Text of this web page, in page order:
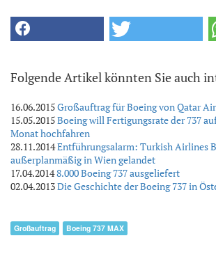
Folgende Artikel könnten Sie auch
16.06.2015Großauftrag für Boeing von Qatar
15.05.2015Boeing will Fertigungsrate der 737
Monat hochfahren
28.11.2014Entführungsalarm: Turkish Airlines
außerplanmäßig in Wien gelandet
17.04.20148.000 Boeing 737 ausgeliefert
02.04.2013Die Geschichte der Boeing 737 in
Großauftrag Boeing 737 MAX